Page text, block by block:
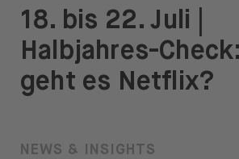
18. bis 22. Juli |
Halbjahres-
geht es Netflix?
NEWS & INSIGHTS